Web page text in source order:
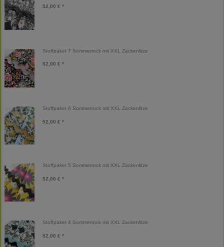
52,00 € *
Stoffpaket 7 Sommerrock mit XXL Zackenlitze
52,00 € *
Stoffpaket 6 Sommerrock mit XXL Zackenlitze
52,00 € *
Stoffpaket 5 Sommerrock mit XXL Zackenlitze
52,00 € *
Stoffpaket 4 Sommerrock mit XXL Zackenlitze
52,00 € *